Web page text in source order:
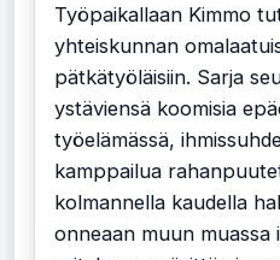
Työpaikallaan Kimmo
yhteiskunnan
pätkätyöläisiin. Sarja
ystäviensä koomisia
työelämässä,
kamppailua
kolmannella kaudella
onneaan muun muassa